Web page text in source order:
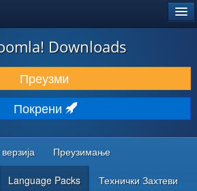
(ЕКСТЕНЗИЈЕ)
Downloads
Преузми
Покрени
Преузимање
Language Packs Технички Захтеви